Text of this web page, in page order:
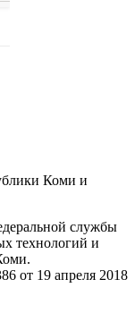
Коми и
службы
технологий и
от 19 апреля 2018